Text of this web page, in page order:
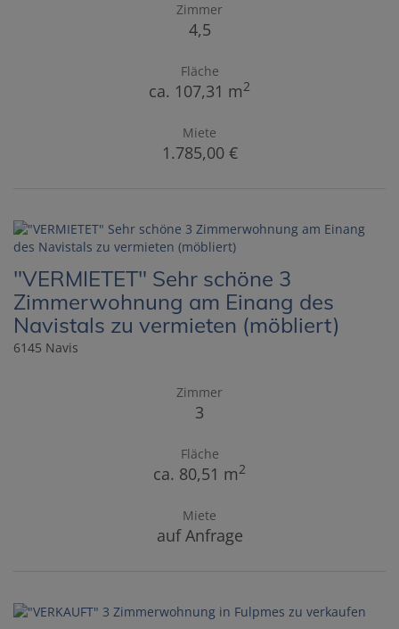
Zimmer
4,5
Fläche
ca. 107,31 m2
Miete
1.785,00 €
"VERMIETET" Sehr schöne 3
Zimmerwohnung am Einang des
Navistals zu vermieten (möbliert)
6145 Navis
Zimmer
3
Fläche
ca. 80,51 m2
Miete
auf Anfrage